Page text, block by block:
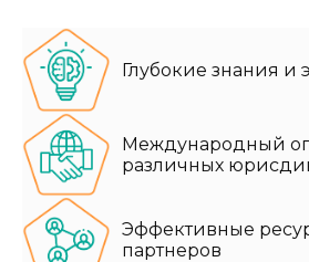
Глубокие знания и
Международный
различных
Эффективные
партнеров